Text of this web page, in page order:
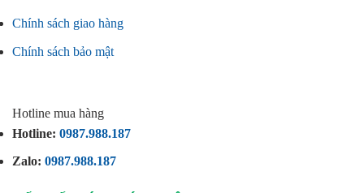
Chính sách giao hàng
Chính sách bảo mật
Hotline mua hàng
Hotline: 0987.988.187
Zalo: 0987.988.187